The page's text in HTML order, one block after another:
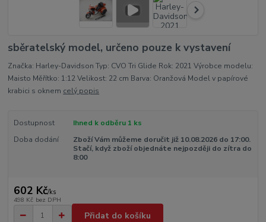
sběratelský model, určeno pouze k vystavení
Značka: Harley-Davidson Typ: CVO Tri Glide Rok: 2021 Výrobce modelu:
Maisto Měřítko: 1:12 Velikost: 22 cm Barva: Oranžová Model v papírové
krabici s oknem celý popis
Dostupnost
Ihned k odběru 1 ks
Doba dodání
Zboží Vám můžeme doručit již 10.08.2026 do 17:00.
Stačí, když zboží objednáte nejpozději do zítra do
8:00
602 Kč/ks
498 Kč bez DPH
Přidat do košíku